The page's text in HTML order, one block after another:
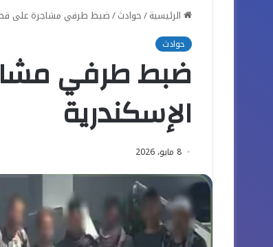
الرئيسية/حوادث/ضبط طرفي مشاجرة على
حوادث
ضبط طرفي
الإسكندرية
8 مايو، 2026